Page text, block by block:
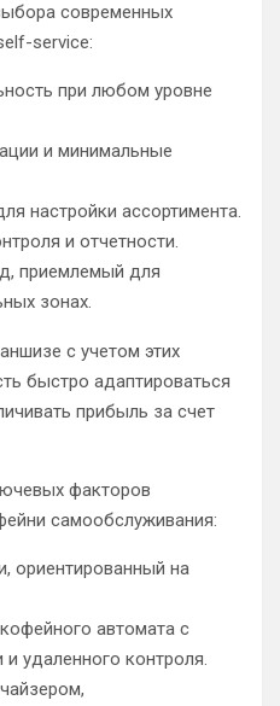
современных
service:
при любом уровне
и минимальные
настройки ассортимента.
и отчетности.
приемлемый для
зонах.
с учетом этих
быстро адаптироваться
прибыль за счет
факторов
самообслуживания:
ориентированный на
автомата с
удаленного контроля.